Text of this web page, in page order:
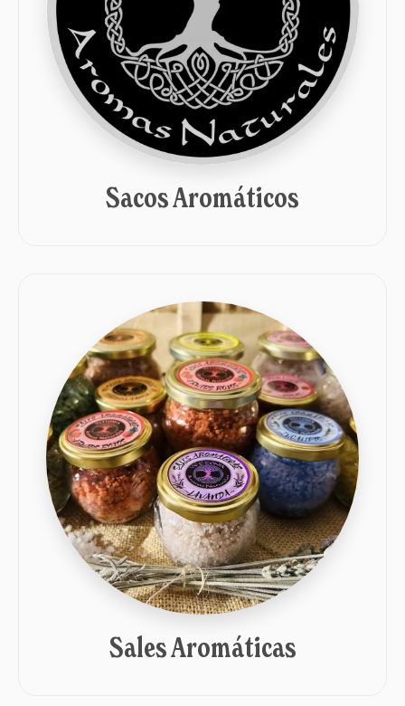
Sacos Aromáticos
Sales Aromáticas